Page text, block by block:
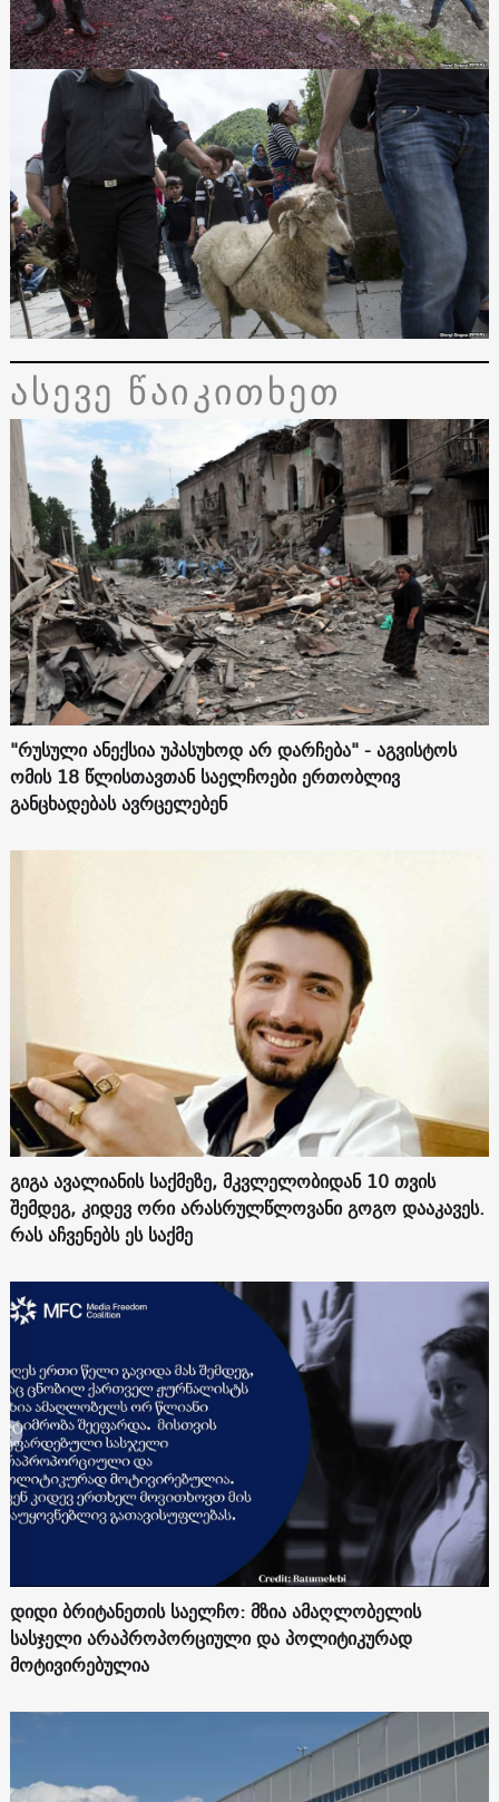
ასევე წაიკითხეთ
"რუსული ანექსია უპასუხოდ არ დარჩება" - აგვისტოს
ომის 18 წლისთავთან საელჩოები ერთობლივ
განცხადებას ავრცელებენ
გიგა ავალიანის საქმეზე, მკვლელობიდან 10 თვის
შემდეგ, კიდევ ორი არასრულწლოვანი გოგო დააკავეს.
რას აჩვენებს ეს საქმე
დიდი ბრიტანეთის საელჩო: მზია ამაღლობელის
სასჯელი არაპროპორციული და პოლიტიკურად
მოტივირებულია